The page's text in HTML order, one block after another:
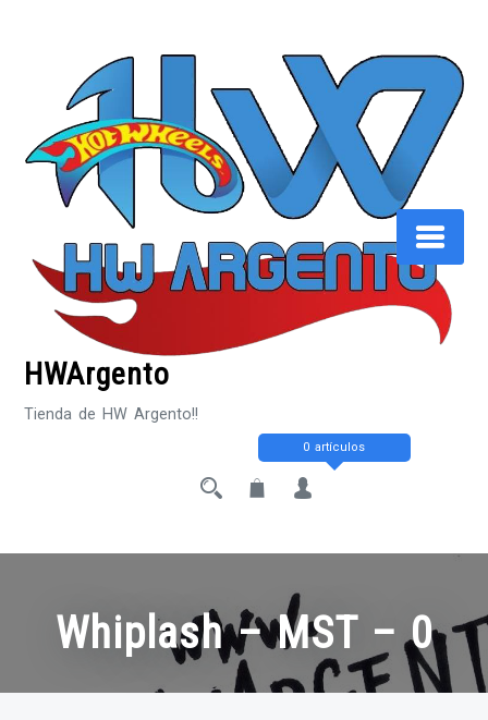
HWArgento
Tienda de HW Argento!!
0 artículos
Whiplash – MST – 0